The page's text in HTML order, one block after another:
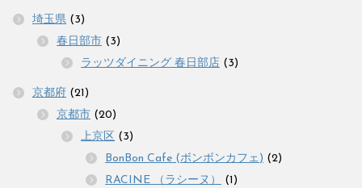
埼玉県 (3)
春日部市 (3)
ラッツダイニング 春日部店 (3)
京都府 (21)
京都市 (20)
上京区 (3)
BonBon Cafe (ボンボンカフェ) (2)
RACINE （ラシーヌ）
(1)